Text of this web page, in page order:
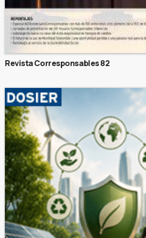
Revista Corresponsables 82